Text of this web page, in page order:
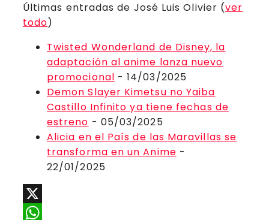
Últimas entradas de José Luis Olivier (ver
todo)
Twisted Wonderland de Disney, la
adaptación al anime lanza nuevo
promocional - 14/03/2025
Demon Slayer Kimetsu no Yaiba
Castillo Infinito ya tiene fechas de
estreno - 05/03/2025
Alicia en el País de las Maravillas se
transforma en un Anime -
22/01/2025
X